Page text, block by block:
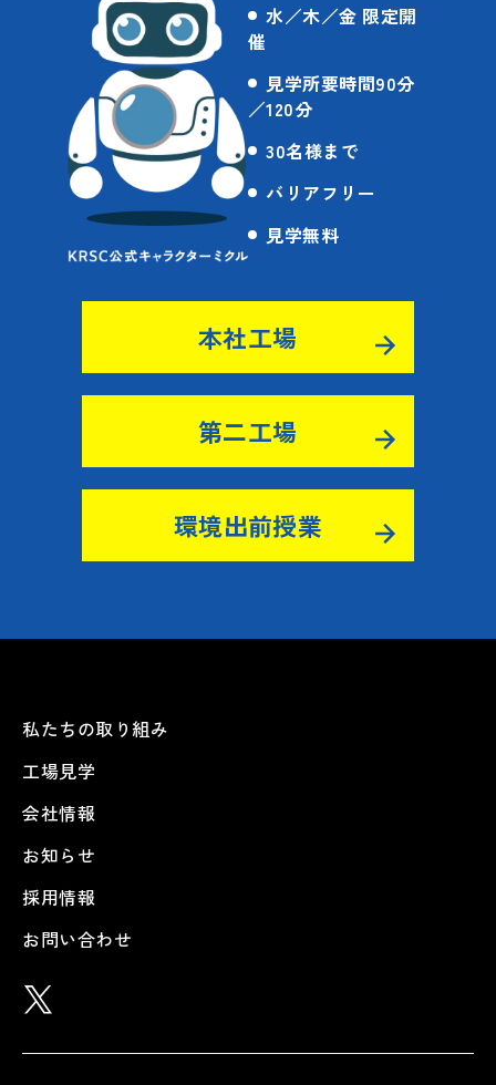
水／木／金 限定開
催
見学所要時間90分
／120分
30名様まで
バリアフリー
見学無料
本社工場
第二工場
環境出前授業
私たちの取り組み
工場見学
会社情報
お知らせ
採用情報
お問い合わせ